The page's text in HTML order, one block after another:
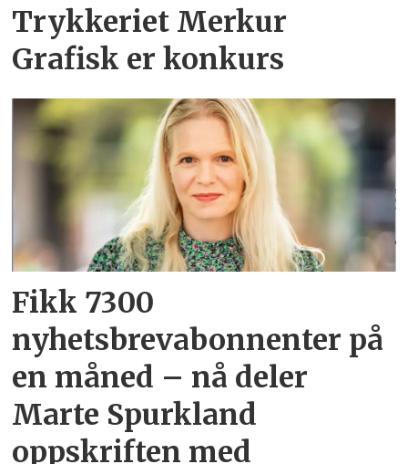
Trykkeriet Merkur
Grafisk er konkurs
Fikk 7300
nyhetsbrevabonnenter på
en måned – nå deler
Marte Spurkland
oppskriften med